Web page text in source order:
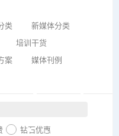
类 新媒体分类
培训干货
案 媒体刊例
钻石优惠